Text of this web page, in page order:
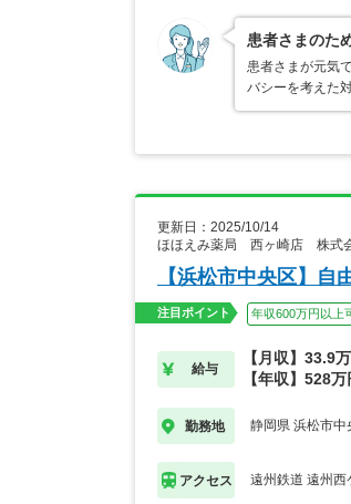
患者さまのた
患者さまが元気
バシーを考えた
更新日：2025/10/14
ほほえみ薬局 西ヶ崎店 株式
【浜松市中央区】自
注目ポイント 年収600万円以上
給与
【月収】33.9
【年収】528
勤務地 静岡県 浜松市中
アクセス 遠州鉄道 遠州西